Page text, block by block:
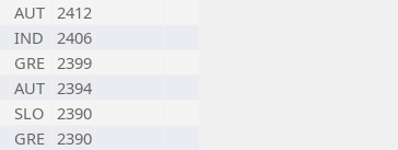
AUT 2412
IND
2406
GRE 2399
AUT 2394
SLO 2390
GRE 2390